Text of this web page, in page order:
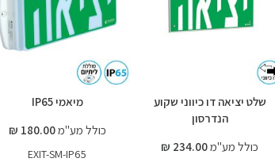
שלט יציאה דו כיווני שקוע
הנדרסון
כולל מע"מ234.00 ₪
מיאמי IP65
כולל מע"מ180.00 ₪
EXIT-SM-IP65